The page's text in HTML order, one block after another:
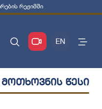
რეჟიმში
EN
წესი